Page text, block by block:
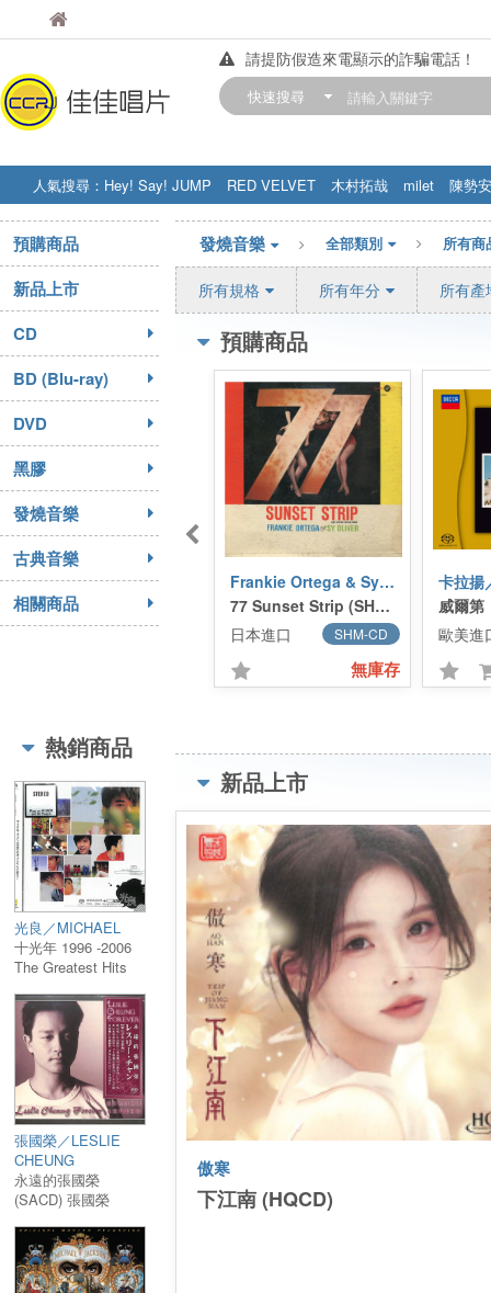
佳佳唱片
請提防假造來電顯示的詐騙電話！
【中華門市營業時間調整公告】
快速搜尋
人氣搜尋： Hey! Say! JUMP RED VELVET 木村拓哉 milet
陳勢安
STRAY KIDS
盧廣仲 周杰伦
預購商品
新品上市
CD
BD (Blu-ray)
DVD
黑膠
發燒音樂
古典音樂
相關商品
熱銷商品
光良／MICHAEL
十光年 1996 -2006
The Greatest Hits
張國榮／LESLIE
CHEUNG
永遠的張國榮
(SACD) 張國榮
發燒音樂 全部類別 所有商
所有規格 所有年分 所有產
預購商品
Frankie Ortega & Sy Oliver
77 Sunset Strip (SHMCD)
SHM-CD
日本進口
無庫存
歐美進
新品上市
傲寒
下江南 (HQCD)